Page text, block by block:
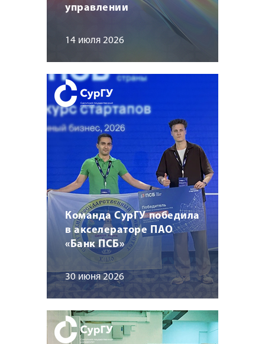
управлении
14 июля 2026
Команда СурГУ победила
в акселераторе ПАО
«Банк ПСБ»
30 июня 2026